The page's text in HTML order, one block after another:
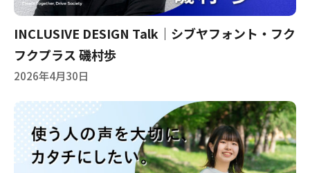
INCLUSIVE DESIGN Talk｜シブヤフォント・フク
フクプラス 磯村歩
2026年4月30日